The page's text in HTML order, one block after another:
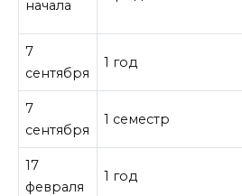
начала
7
сентября
1 год
7
сентября
1 семестр
17
февраля
1 год